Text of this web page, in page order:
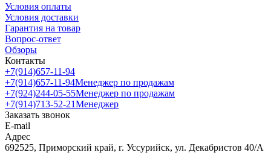
Условия оплаты
Условия доставки
Гарантия на товар
Вопрос-ответ
Обзоры
Контакты
+7(914)657-11-94
+7(914)657-11-94Менеджер по продажам
+7(924)244-05-55Менеджер по продажам
+7(914)713-52-21Менеджер
Заказать звонок
E-mail
Адрес
692525, Приморский край, г. Уссурийск, ул. Декабристов 40/А